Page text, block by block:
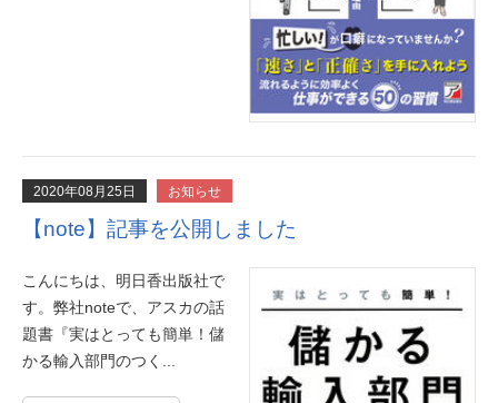
2020年08月25日 お知らせ
【note】記事を公開しました
こんにちは、明日香出版社で
す。弊社noteで、アスカの話
題書『実はとっても簡単！儲
かる輸入部門のつく...